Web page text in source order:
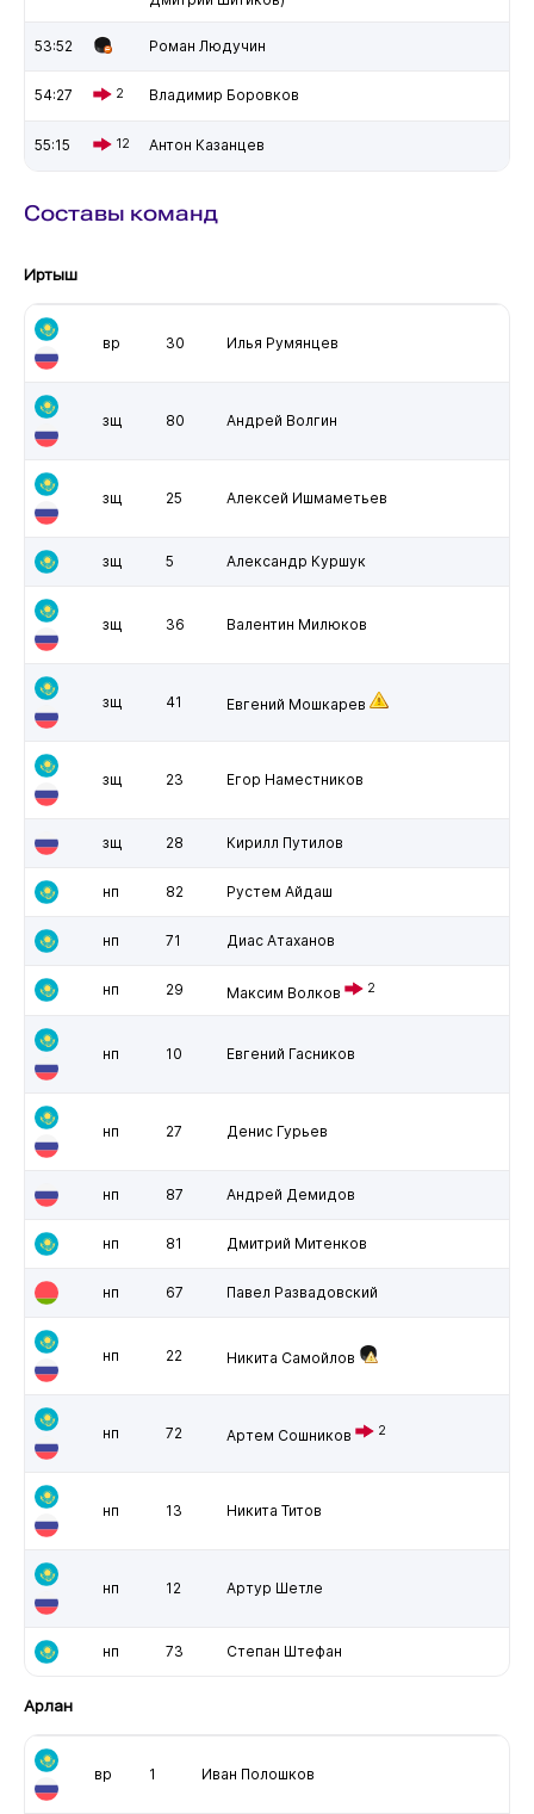
53:52 Роман Людучин
54:27 2 Владимир Боровков
55:15 12 Антон Казанцев
Составы команд
Иртыш
вр 30 Илья Румянцев
зщ 80 Андрей Волгин
зщ 25 Алексей Ишмаметьев
зщ 5 Александр Куршук
зщ 36 Валентин Милюков
зщ 41 Евгений Мошкарев
зщ 23 Егор Наместников
зщ 28 Кирилл Путилов
нп 82 Рустем Айдаш
нп 71 Диас Атаханов
нп 29 Максим Волков 2
нп 10 Евгений Гасников
нп 27 Денис Гурьев
нп 87 Андрей Демидов
нп 81 Дмитрий Митенков
нп 67 Павел Развадовский
нп 22 Никита Самойлов
нп 72 Артем Сошников 2
нп 13 Никита Титов
нп 12 Артур Шетле
нп 73 Степан Штефан
Арлан
вр 1 Иван Полошков